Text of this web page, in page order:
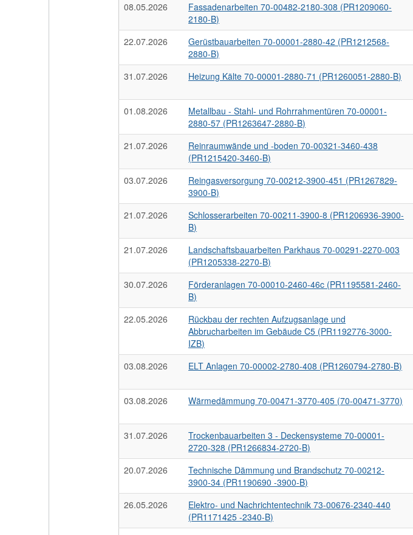
08.05.2026
Fassadenarbeiten 70-00482-2180-308 (PR1209060-
2180-B)
22.07.2026
Gerüstbauarbeiten 70-00001-2880-42 (PR1212568-
2880-B)
31.07.2026 Heizung Kälte 70-00001-2880-71 (PR1260051-2880-B)
01.08.2026
Metallbau - Stahl- und Rohrrahmentüren 70-00001-
2880-57 (PR1263647-2880-B)
21.07.2026
Reinraumwände und -boden 70-00321-3460-438
(PR1215420-3460-B)
03.07.2026
Reingasversorgung 70-00212-3900-451 (PR1267829-
3900-B)
21.07.2026
Schlosserarbeiten 70-00211-3900-8 (PR1206936-3900-
B)
21.07.2026
Landschaftsbauarbeiten Parkhaus 70-00291-2270-003
(PR1205338-2270-B)
30.07.2026
Förderanlagen 70-00010-2460-46c (PR1195581-2460-
B)
22.05.2026
Rückbau der rechten Aufzugsanlage und
Abbrucharbeiten im Gebäude C5 (PR1192776-3000-
IZB)
03.08.2026 ELT Anlagen 70-00002-2780-408 (PR1260794-2780-B)
03.08.2026
Wärmedämmung 70-00471-3770-405 (70-00471-3770)
31.07.2026
Trockenbauarbeiten 3 - Deckensysteme 70-00001-
2720-328 (PR1266834-2720-B)
20.07.2026
Technische Dämmung und Brandschutz 70-00212-
3900-34 (PR1190690 -3900-B)
26.05.2026
Elektro- und Nachrichtentechnik 73-00676-2340-440
(PR1171425 -2340-B)